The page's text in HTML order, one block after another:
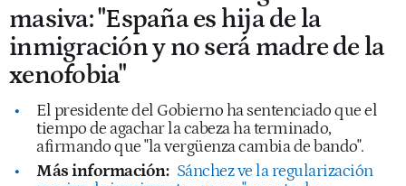
masiva: "España es hija de la
inmigración y no será madre de la
xenofobia"
El presidente del Gobierno ha sentenciado que el
tiempo de agachar la cabeza ha terminado,
afirmando que "la vergüenza cambia de bando".
Más información: Sánchez ve la regularización